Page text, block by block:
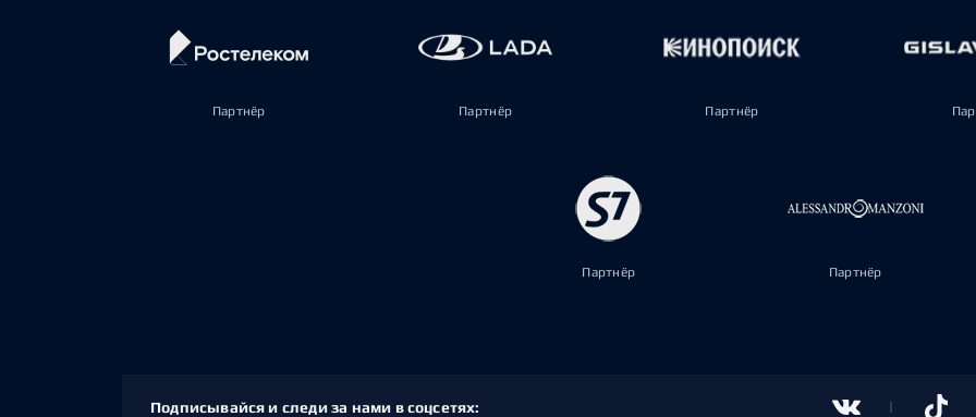
Партнёр Партнёр Партнёр
Партнёр Партнёр
Подписывайся и следи за нами в соцсетях: